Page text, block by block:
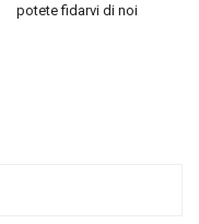
potete fidarvi di noi